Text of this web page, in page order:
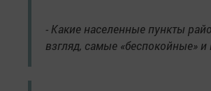
- Какие населенные пункты
взгляд, самые «беспокойные» и